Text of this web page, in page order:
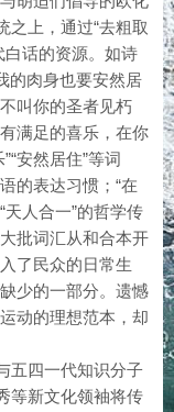
之上，通过“去粗取
白话的资源。如诗
的肉身也要安然居
叫你的圣者见朽
满足的喜乐，在你
安然居住”等词
的表达习惯；“在
天人合一”的哲学传
大批词汇从和合本开
了民众的日常生
少的一部分。遗憾
动的理想范本，却
五四一代知识分子
等新文化领袖将传